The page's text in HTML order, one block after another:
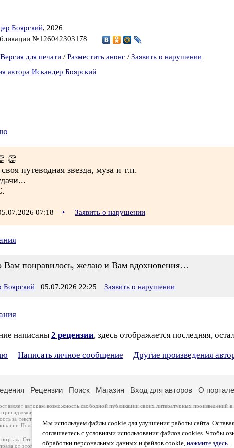
Боярский, 2026
№126042303178
Версия для печати / Разместить анонс / Заявить о нарушении
автора Искандер Боярский
👏
путеводная звезда, муза и т.п.
07:18 • Заявить о нарушении
Вам понравилось, желаю и Вам вдохновения…
Боярский 05.07.2026 22:25 Заявить о нарушении
написаны 2 рецензии, здесь отображается последняя,
Написать личное сообщение Другие произведения
Мы используем файлы cookie для улучшения работы сайта.
соглашаетесь с условиями использования файлов cookies. Чтобы
обработки персональных данных и файлов cookie, нажмите здесь.
Рецензии Поиск Магазин Вход для авторов О портале
авторам возможность свободной публикации своих литературных произведений
принадлежат авторам и охраняются
. Перепечатка произведений возможна только
за тексты произведений авторы несут самостоятельно на основании
Политики обработки персональных данных. Вы также можете посмотреть более
Стихи.ру – порядка 200 тысяч посетителей, которые в общей сумме
от этого текста. В каждой графе указано по две цифры: количество просмотров и